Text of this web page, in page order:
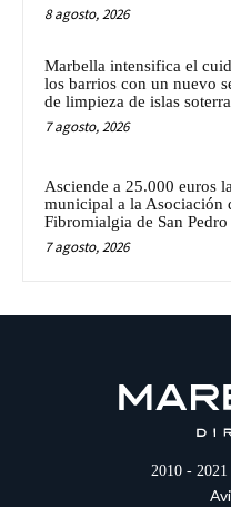
8 agosto, 2026
Marbella intensifica el
los barrios con un nuevo
de limpieza de islas
7 agosto, 2026
Asciende a 25.000 euros
municipal a la Asociación
Fibromialgia de San Pedro
7 agosto, 2026
2010 -